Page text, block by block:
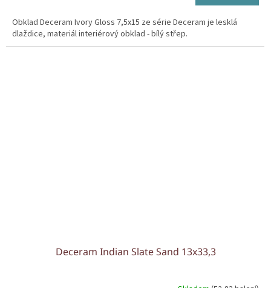
Obklad Deceram Ivory Gloss 7,5x15 ze série Deceram je lesklá
dlaždice, materiál interiérový obklad - bílý střep.
Deceram Indian Slate Sand 13x33,3